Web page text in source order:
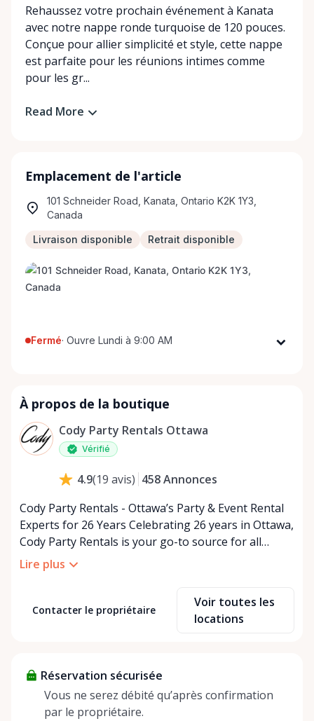
Rehaussez votre prochain événement à Kanata
avec notre nappe ronde turquoise de 120 pouces.
Conçue pour allier simplicité et style, cette nappe
est parfaite pour les réunions intimes comme
pour les gr...
Read More
Emplacement de l'article
101 Schneider Road, Kanata, Ontario K2K 1Y3,
Canada
Livraison disponible Retrait disponible
Fermé· Ouvre Lundi à 9:00 AM
Mercredi
Jeudi
9:00 AM - 5:00 PM
Vendredi
Dimanche
À propos de la boutique
Cody Party Rentals Ottawa
Vérifié
4.9(19 avis) 458Annonces
Cody Party Rentals - Ottawa’s Party & Event Rental
Experts for 26 Years Celebrating 26 years in Ottawa,
Cody Party Rentals is your go-to source for all
things party and event rentals. We’re proud to be a
partner of Rent Anything, expanding our offerings
At Cody Party Rentals, we believe in the power of
sharing—giving others the chance to rent out their
helping people enjoy more for less while making a
positive impact on the environment. By choosing to
share instead of buy, we’re all doing our part to
Lire plus
Contacter le propriétaire
Voir toutes les
locations
Réservation sécurisée
Vous ne serez débité qu’après confirmation
par le propriétaire.